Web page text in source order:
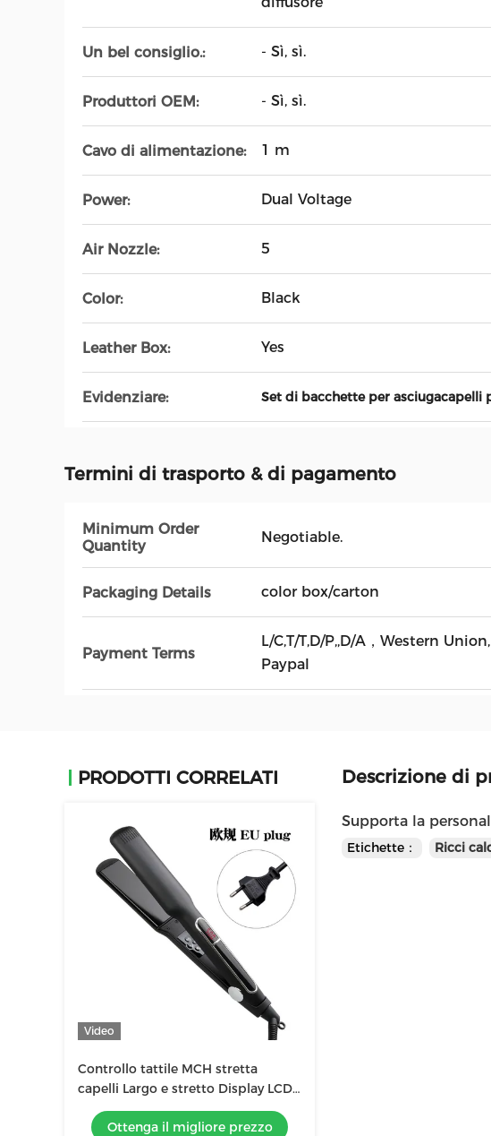
Un bel consiglio.: - Sì, sì.
Produttori OEM: - Sì, sì.
Cavo di alimentazione: 1 m
Power: Dual Voltage
Air Nozzle: 5
Color: Black
Leather Box: Yes
Evidenziare: Set di bacchette per asciugacapelli
Termini di trasporto & di pagamento
Minimum Order
Quantity
Negotiable.
Packaging Details color box/carton
Payment Terms
L/C,T/T,D/P,,D/A，Western
Paypal
PRODOTTI CORRELATI
Video
Controllo tattile MCH stretta
capelli Largo e stretto Display LCD
multi dimensione
Ottenga il migliore prezzo
Descrizione di
Supporta la
Etichette： Ricci